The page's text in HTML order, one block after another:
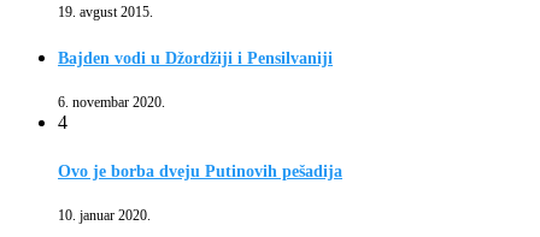
19. avgust 2015.
Bajden vodi u Džordžiji i Pensilvaniji
6. novembar 2020.
4
Ovo je borba dveju Putinovih pešadija
10. januar 2020.